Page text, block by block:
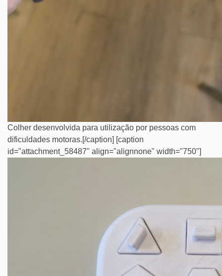
Colher desenvolvida para utilização por pessoas com
dificuldades motoras.[/caption] [caption
id="attachment_58487" align="alignnone" width="750"]